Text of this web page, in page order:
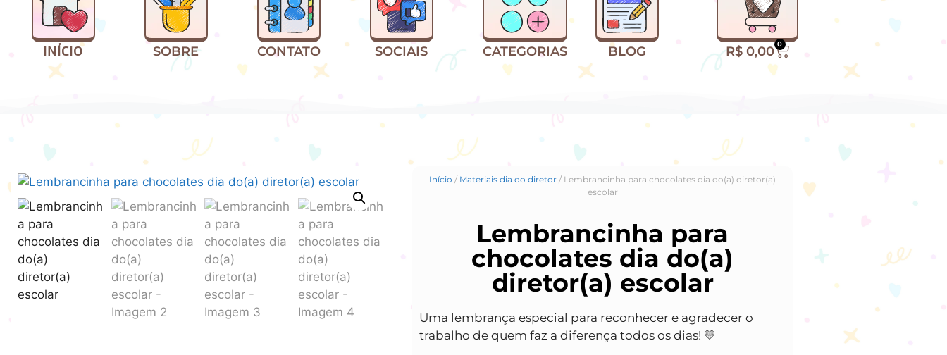
INÍCIO SOBRE CONTATO SOCIAIS CATEGORIAS BLOG R$0,00 0
Início / Materiais dia do diretor / Lembrancinha para chocolates dia do(a) diretor(a)
escolar
Lembrancinha para
chocolates dia do(a)
diretor(a) escolar
Uma lembrança especial para reconhecer e agradecer o
trabalho de quem faz a diferença todos os dias! 💛